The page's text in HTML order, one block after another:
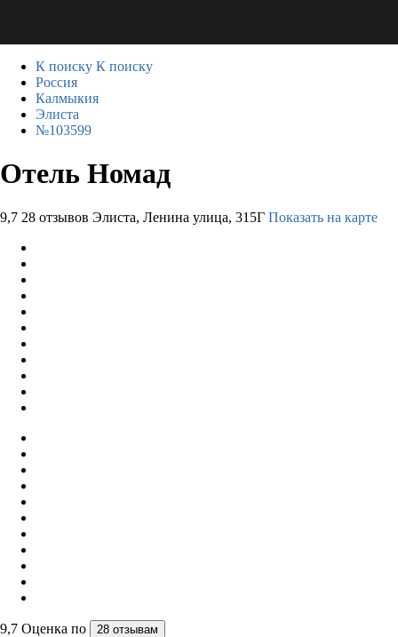
К поиску К поиску
Россия
Калмыкия
Элиста
№103599
Отель Номад
9,7 28 отзывов Элиста, Ленина улица, 315Г Показать на карте
9,7 Оценка по 28 отзывам